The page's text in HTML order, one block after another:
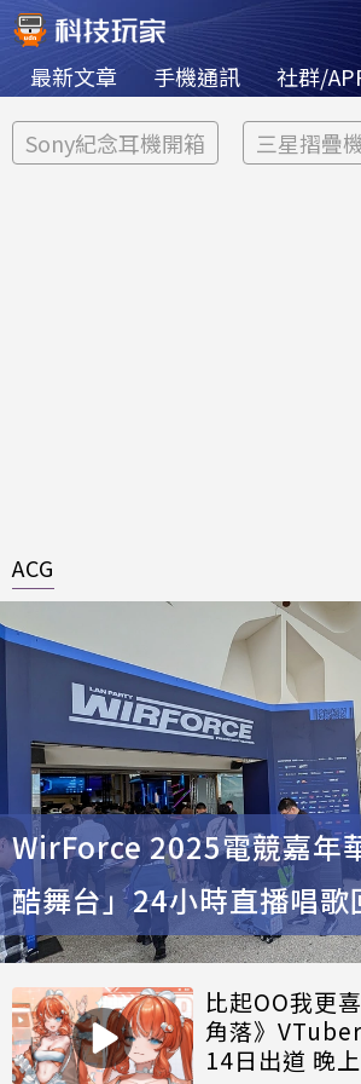
最新文章 手機通訊 社群/
Sony紀念耳機開箱 三星摺疊
ACG
WirForce 2025電競嘉年
酷舞台」24小時直播唱歌
BYOC自由行同樂實況主
比起OO我更
角落》
14日出道 晚